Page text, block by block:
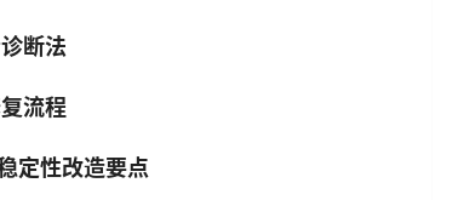
断法
流程
定性改造要点